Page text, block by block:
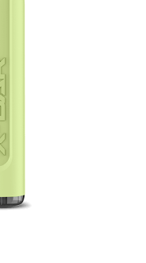
DE X-BAR